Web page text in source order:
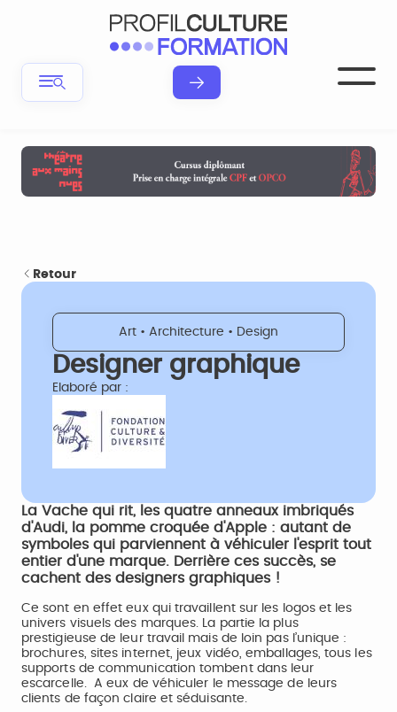
Retour
Art • Architecture • Design
Designer graphique
Elaboré par :
La Vache qui rit, les quatre anneaux imbriqués
d'Audi, la pomme croquée d'Apple : autant de
symboles qui parviennent à véhiculer l'esprit tout
entier d'une marque. Derrière ces succès, se
cachent des designers graphiques !
Ce sont en effet eux qui travaillent sur les logos et les
univers visuels des marques. La partie la plus
prestigieuse de leur travail mais de loin pas l’unique :
brochures, sites internet, jeux vidéo, emballages, tous les
supports de communication tombent dans leur
escarcelle. A eux de véhiculer le message de leurs
clients de façon claire et séduisante.